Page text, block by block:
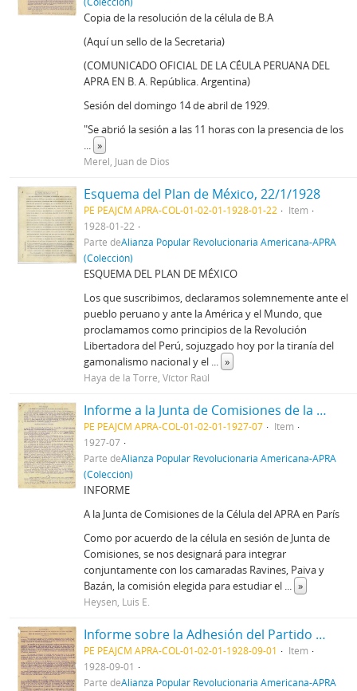
Copia de la resolución de la célula de B.A
(Aquí un sello de la Secretaria)
(COMUNICADO OFICIAL DE LA CÉULA PERUANA DEL
APRA EN B. A. República. Argentina)
Sesión del domingo 14 de abril de 1929.
"Se abrió la sesión a las 11 horas con la presencia de los
... »
Merel, Juan de Dios
Esquema del Plan de México, 22/1/1928
PE PEAJCM APRA-COL-01-02-01-1928-01-22
Item
1928-01-22
Parte deAlianza Popular Revolucionaria Americana-APRA
(Colección)
ESQUEMA DEL PLAN DE MÉXICO
Los que suscribimos, declaramos solemnemente ante el
pueblo peruano y ante la América y el Mundo, que
proclamamos como principios de la Revolución
Libertadora del Perú, sojuzgado hoy por la tiranía del
gamonalismo nacional y el ... »
Haya de la Torre, Víctor Raúl
Informe a la Junta de Comisiones de la Célula del APRA en París, [7/1927]
PE PEAJCM APRA-COL-01-02-01-1927-07
Item
1927-07
Parte deAlianza Popular Revolucionaria Americana-APRA
(Colección)
INFORME
A la Junta de Comisiones de la Célula del APRA en París
Como por acuerdo de la célula en sesión de Junta de
Comisiones, se nos designará para integrar
conjuntamente con los camaradas Ravines, Paiva y
Bazán, la comisión elegida para estudiar el ... »
Heysen, Luis E.
Informe sobre la Adhesión del Partido Nacionalista Libertador, 1/9/1928
PE PEAJCM APRA-COL-01-02-01-1928-09-01
Item
1928-09-01
Parte deAlianza Popular Revolucionaria Americana-APRA